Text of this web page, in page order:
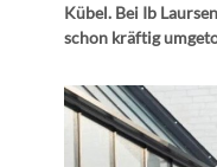
Kübel. Bei Ib
schon kräftig